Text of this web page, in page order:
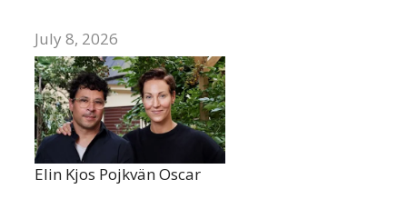
July 8, 2026
Elin Kjos Pojkvän Oscar